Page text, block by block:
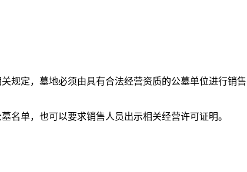
规定，墓地必须由具有合法经营资质的公墓单位进行销售
名单，也可以要求销售人员出示相关经营许可证明。